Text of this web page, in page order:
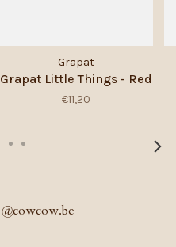
Grapat
Grapat Little Things - Red
€11,20
@cowcow.be